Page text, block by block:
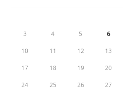
3 4 5 6
10 11 12 13
17 18 19 20
24 25 26 27